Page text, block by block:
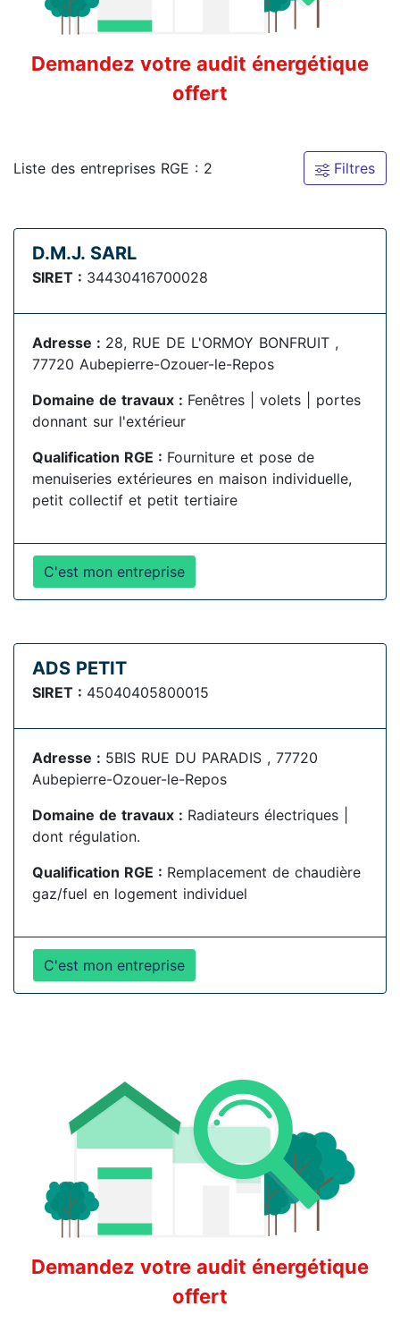
Demandez votre audit énergétique
offert
Liste des entreprises RGE : 2 Filtres
D.M.J. SARL
SIRET : 34430416700028
Adresse : 28, RUE DE L'ORMOY BONFRUIT ,
77720 Aubepierre-Ozouer-le-Repos
Domaine de travaux : Fenêtres | volets | portes
donnant sur l'extérieur
Qualification RGE : Fourniture et pose de
menuiseries extérieures en maison individuelle,
petit collectif et petit tertiaire
C'est mon entreprise
ADS PETIT
SIRET : 45040405800015
Adresse : 5BIS RUE DU PARADIS , 77720
Aubepierre-Ozouer-le-Repos
Domaine de travaux : Radiateurs électriques |
dont régulation.
Qualification RGE : Remplacement de chaudière
gaz/fuel en logement individuel
C'est mon entreprise
Demandez votre audit énergétique
offert